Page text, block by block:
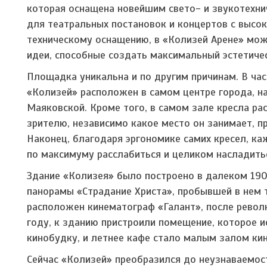
которая оснащена новейшим свето- и
для театральных постановок и концертов с
техническому оснащению, в «Колизей Арене»
идеи, способные создать максимальный
Площадка уникальна и по другим причинам. В
«Колизей» расположен в самом центре города,
Маяковской. Кроме того, в самом зале кресла
зрителю, независимо какое место он занимает,
Наконец, благодаря эргономике самих кресел,
по максимуму расслабиться и целиком
Здание «Колизея» было построено в далеком
панорамы «Страдание Христа», пробывшей в
расположен кинематограф «Галант», после
году, к зданию пристроили помещение, которое
кинобудку, и летнее кафе стало малым залом
Сейчас «Колизей» преобразился до